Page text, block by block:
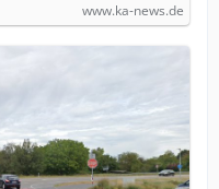
www.ka-news.de